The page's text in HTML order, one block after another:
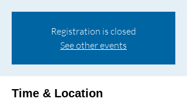
Registration is closed
See other events
Time & Location